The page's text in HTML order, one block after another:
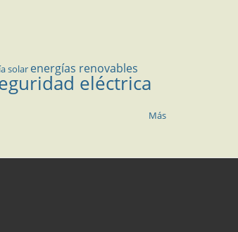
solar energías renovables
eléctrica
Más